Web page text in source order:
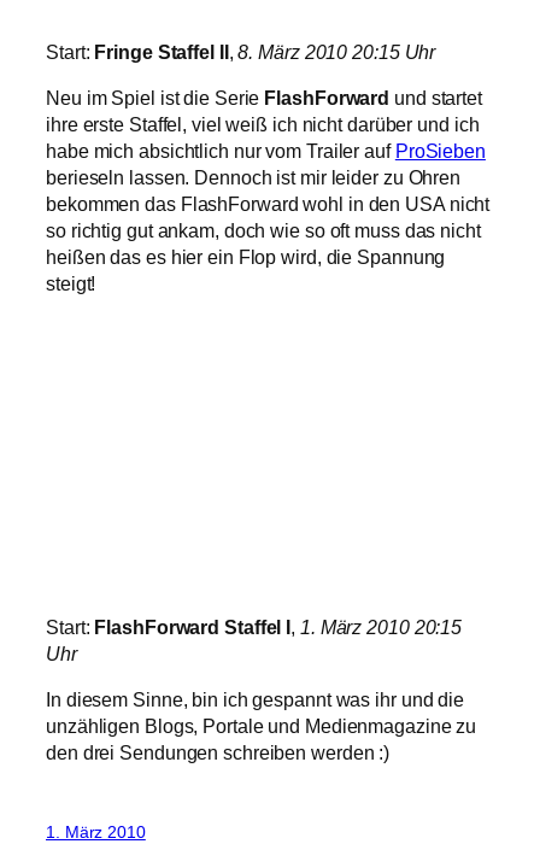
Start: Fringe Staffel II,8. März 2010 20:15 Uhr
Neu im Spiel ist die Serie FlashForward und startet
ihre erste Staffel, viel weiß ich nicht darüber und ich
habe mich absichtlich nur vom Trailer auf ProSieben
berieseln lassen. Dennoch ist mir leider zu Ohren
bekommen das FlashForward wohl in den USA nicht
so richtig gut ankam, doch wie so oft muss das nicht
heißen das es hier ein Flop wird, die Spannung
steigt!
Start: FlashForward Staffel I 1. März 2010 20:15
Uhr
In diesem Sinne, bin ich gespannt was ihr und die
unzähligen Blogs, Portale und Medienmagazine zu
den drei Sendungen schreiben werden :)
1. März 2010